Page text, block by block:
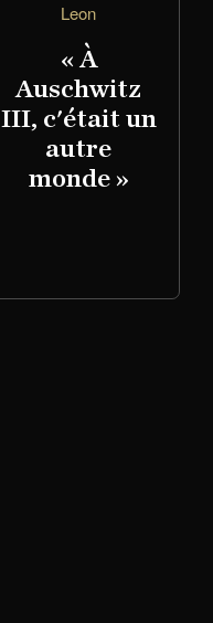
Leon
« À
Auschwitz
III, c'était un
autre
monde »